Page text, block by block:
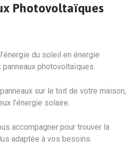
Photovoltaïques
du soleil en énergie
photovoltaïques.
sur le toit de votre maison,
l’énergie solaire.
accompagner pour trouver la
adaptée à vos besoins.